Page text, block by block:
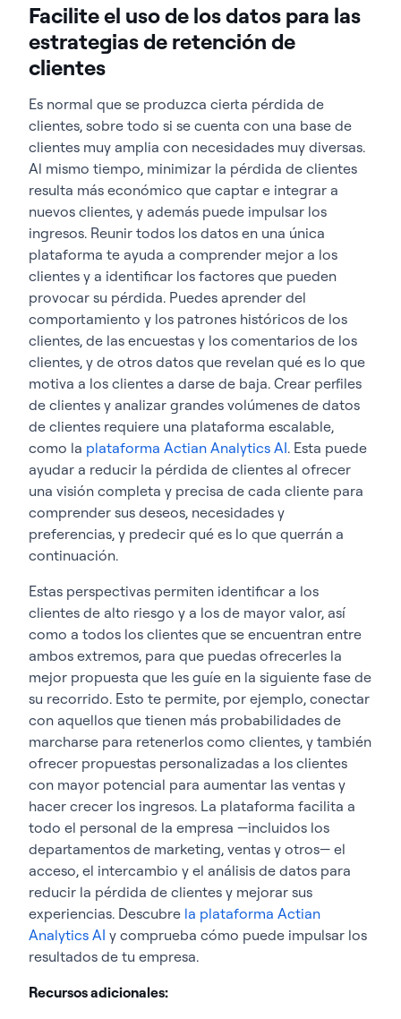
Facilite el uso de los datos para las
estrategias de retención de
clientes
Es normal que se produzca cierta pérdida de
clientes, sobre todo si se cuenta con una base de
clientes muy amplia con necesidades muy diversas.
Al mismo tiempo, minimizar la pérdida de clientes
resulta más económico que captar e integrar a
nuevos clientes, y además puede impulsar los
ingresos. Reunir todos los datos en una única
plataforma te ayuda a comprender mejor a los
clientes y a identificar los factores que pueden
provocar su pérdida. Puedes aprender del
comportamiento y los patrones históricos de los
clientes, de las encuestas y los comentarios de los
clientes, y de otros datos que revelan qué es lo que
motiva a los clientes a darse de baja. Crear perfiles
de clientes y analizar grandes volúmenes de datos
de clientes requiere una plataforma escalable,
como la plataforma Actian Analytics AI. Esta puede
ayudar a reducir la pérdida de clientes al ofrecer
una visión completa y precisa de cada cliente para
comprender sus deseos, necesidades y
preferencias, y predecir qué es lo que querrán a
continuación.
Estas perspectivas permiten identificar a los
clientes de alto riesgo y a los de mayor valor, así
como a todos los clientes que se encuentran entre
ambos extremos, para que puedas ofrecerles la
mejor propuesta que les guíe en la siguiente fase de
su recorrido. Esto te permite, por ejemplo, conectar
con aquellos que tienen más probabilidades de
marcharse para retenerlos como clientes, y también
ofrecer propuestas personalizadas a los clientes
con mayor potencial para aumentar las ventas y
hacer crecer los ingresos. La plataforma facilita a
todo el personal de la empresa —incluidos los
departamentos de marketing, ventas y otros— el
acceso, el intercambio y el análisis de datos para
reducir la pérdida de clientes y mejorar sus
experiencias. Descubre la plataforma Actian
Analytics AI y comprueba cómo puede impulsar los
resultados de tu empresa.
Recursos adicionales: